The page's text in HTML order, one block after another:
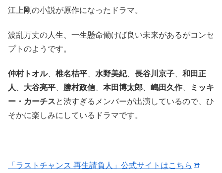
江上剛の小説が原作になったドラマ。
波乱万丈の人生、一生懸命働けば良い未来があるがコンセ
プトのようです。
仲村トオル、 椎名桔平 水野美紀、 長谷川京子
和田正
人
大谷亮平 勝村政信、 本田博太郎 嶋田久作
ミッキ
ー・カーチスと渋すぎるメンバーが出演しているので、ひ
そかに楽しみにしているドラマです。
「ラストチャンス 再生請負人」公式サイトはこちら